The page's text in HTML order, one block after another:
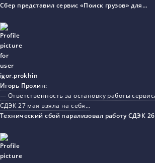
Сбер представил сервис «Поиск грузов» для…
Игорь Прохин:
— Ответственность за остановку работы
СДЭК 27 мая взяла на себя…
Технический сбой парализовал работу СДЭК